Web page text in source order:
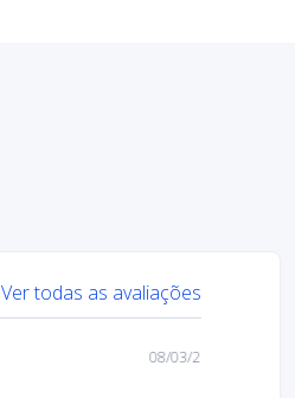
Ver todas as avaliações
08/03/26